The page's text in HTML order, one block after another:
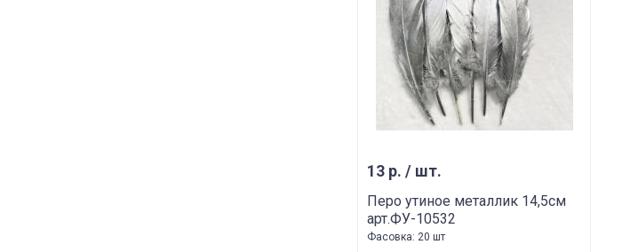
13 р. / шт.
Перо утиное металлик 14,5см
арт.ФУ-10532
Фасовка: 20 шт